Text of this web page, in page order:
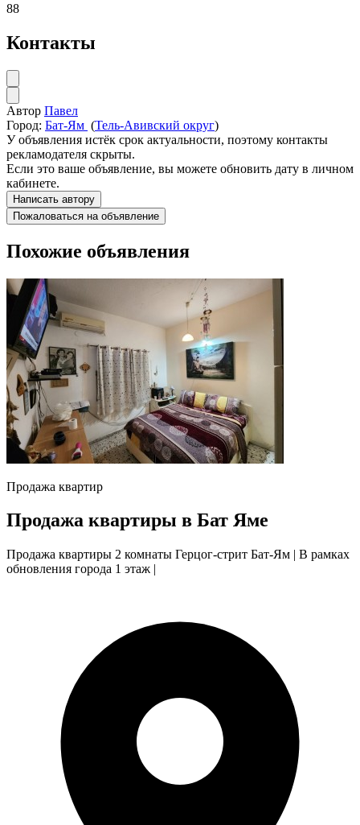
88
Контакты
Автор Павел
Город: Бат-Ям (Тель-Авивский округ)
У объявления истёк срок актуальности, поэтому контакты
рекламодателя скрыты.
Если это ваше объявление, вы можете обновить дату в личном
кабинете.
Написать автору
Пожаловаться на объявление
Похожие объявления
Продажа квартир
Продажа квартиры в Бат Яме
Продажа квартиры 2 комнаты Герцог-стрит Бат-Ям | В рамках
обновления города 1 этаж |